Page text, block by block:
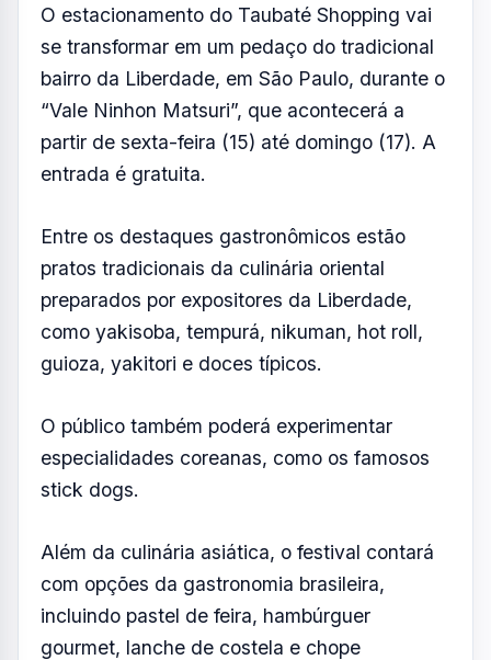
O estacionamento do Taubaté Shopping vai
se transformar em um pedaço do tradicional
bairro da Liberdade, em São Paulo, durante o
“Vale Ninhon Matsuri”, que acontecerá a
partir de sexta-feira (15) até domingo (17). A
entrada é gratuita.
Entre os destaques gastronômicos estão
pratos tradicionais da culinária oriental
preparados por expositores da Liberdade,
como yakisoba, tempurá, nikuman, hot roll,
guioza, yakitori e doces típicos.
O público também poderá experimentar
especialidades coreanas, como os famosos
stick dogs.
Além da culinária asiática, o festival contará
com opções da gastronomia brasileira,
incluindo pastel de feira, hambúrguer
gourmet, lanche de costela e chope